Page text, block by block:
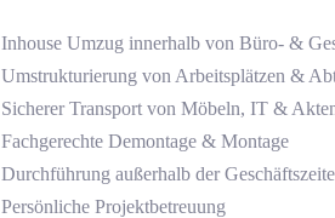
Inhouse Umzug innerhalb von Büro- &
Umstrukturierung von Arbeitsplätzen &
Sicherer Transport von Möbeln, IT &
Fachgerechte Demontage & Montage
Durchführung außerhalb der
Persönliche Projektbetreuung